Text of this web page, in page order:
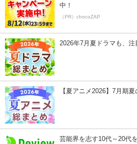
中！
（PR）chocoZAP
2026年7月夏ドラマも、
【夏アニメ2026】7月期
芸能界を志す10代～20代